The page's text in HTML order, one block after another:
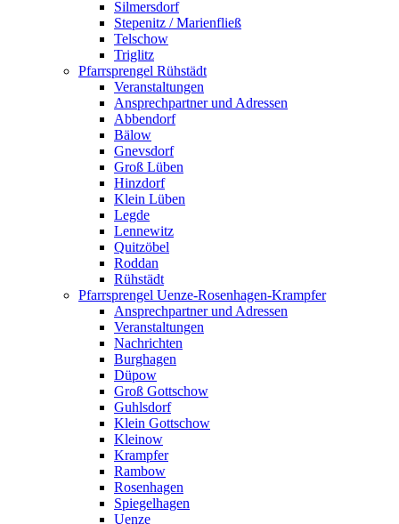
Silmersdorf
Stepenitz / Marienfließ
Telschow
Triglitz
Pfarrsprengel Rühstädt
Veranstaltungen
Ansprechpartner und Adressen
Abbendorf
Bälow
Gnevsdorf
Groß Lüben
Hinzdorf
Klein Lüben
Legde
Lennewitz
Quitzöbel
Roddan
Rühstädt
Pfarrsprengel Uenze-Rosenhagen-Krampfer
Ansprechpartner und Adressen
Veranstaltungen
Nachrichten
Burghagen
Düpow
Groß Gottschow
Guhlsdorf
Klein Gottschow
Kleinow
Krampfer
Rambow
Rosenhagen
Spiegelhagen
Uenze